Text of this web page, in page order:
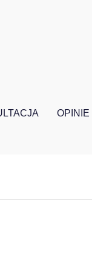
OPINIE